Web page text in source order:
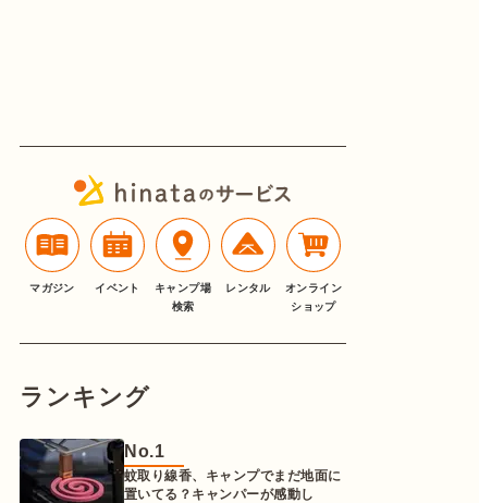
マガジン イベント
キャンプ場
検索
レンタル
オンライン
ショップ
ランキング
No.1
蚊取り線香、キャンプでまだ地面に
置いてる？キャンパーが感動し